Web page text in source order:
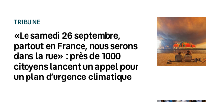
TRIBUNE
«Le samedi 26 septembre,
partout en France, nous serons
dans la rue» : près de 1000
citoyens lancent un appel pour
un plan d’urgence climatique